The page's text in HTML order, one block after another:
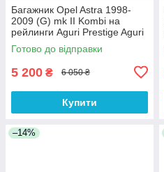
Багажник Opel Astra 1998-
2009 (G) mk II Kombi на
рейлинги Aguri Prestige Aguri
Готово до відправки
5 200 ₴ 6 050 ₴
Купити
–14%